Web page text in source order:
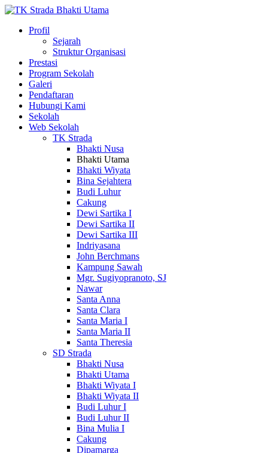
Profil
Sejarah
Struktur Organisasi
Prestasi
Program Sekolah
Galeri
Pendaftaran
Hubungi Kami
Sekolah
Web Sekolah
TK Strada
Bhakti Nusa
Bhakti Utama
Bhakti Wiyata
Bina Sejahtera
Budi Luhur
Cakung
Dewi Sartika I
Dewi Sartika II
Dewi Sartika III
Indriyasana
John Berchmans
Kampung Sawah
Mgr. Sugiyopranoto, SJ
Nawar
Santa Anna
Santa Clara
Santa Maria I
Santa Maria II
Santa Theresia
SD Strada
Bhakti Nusa
Bhakti Utama
Bhakti Wiyata I
Bhakti Wiyata II
Budi Luhur I
Budi Luhur II
Bina Mulia I
Cakung
Dipamarga